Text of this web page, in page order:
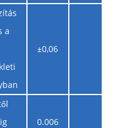
a
±0,06
0.006